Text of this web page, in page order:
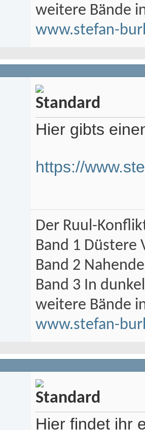
weitere Bände
www.stefan-
Hier gibts
https://
Der Ruul-
Band 1 Düstere
Band 2
Band 3 In
weitere Bände
www.stefan-
Hier findet ihr